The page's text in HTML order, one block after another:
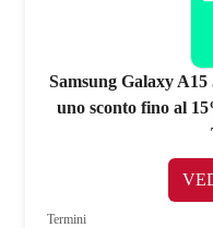
Samsung Galaxy
uno sconto fino al
Termini